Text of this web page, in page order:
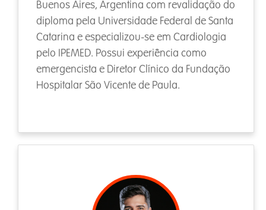
Buenos Aires, Argentina com revalidação do
diploma pela Universidade Federal de Santa
Catarina e especializou-se em Cardiologia
pelo IPEMED. Possui experiência como
emergencista e Diretor Clínico da Fundação
Hospitalar São Vicente de Paula.